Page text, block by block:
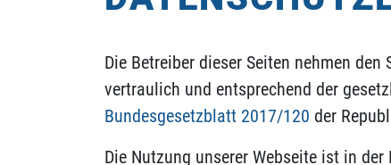
Die Betreiber dieser Seiten nehmen
vertraulich und entsprechend der
Bundesgesetzblatt 2017/120 der
Die Nutzung unserer Webseite ist in